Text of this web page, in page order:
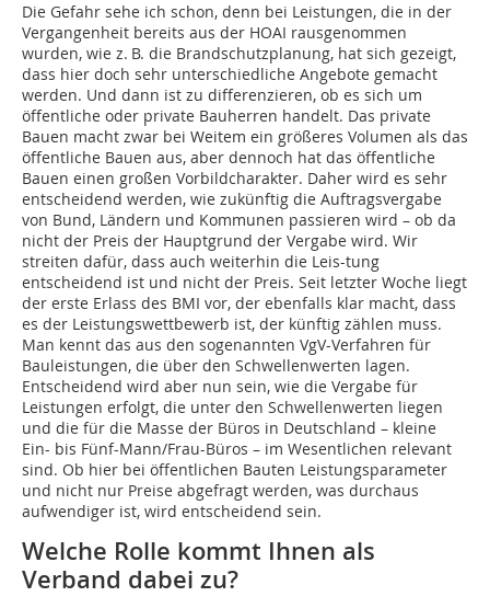
Die Gefahr sehe ich schon, denn bei Leistungen, die in der
Vergangenheit bereits aus der HOAI rausgenommen
wurden, wie z. B. die Brandschutzplanung, hat sich gezeigt,
dass hier doch sehr unterschiedliche Angebote gemacht
werden. Und dann ist zu differenzieren, ob es sich um
öffentliche oder private Bauherren handelt. Das private
Bauen macht zwar bei Weitem ein größeres Volumen als das
öffentliche Bauen aus, aber dennoch hat das öffentliche
Bauen einen großen Vorbildcharakter. Daher wird es sehr
entscheidend werden, wie zukünftig die Auftragsvergabe
von Bund, Ländern und Kommunen passieren wird – ob da
nicht der Preis der Hauptgrund der Vergabe wird. Wir
streiten dafür, dass auch weiterhin die Leis-tung
entscheidend ist und nicht der Preis. Seit letzter Woche liegt
der erste Erlass des BMI vor, der ebenfalls klar macht, dass
es der Leistungswettbewerb ist, der künftig zählen muss.
Man kennt das aus den sogenannten VgV-Verfahren für
Bauleistungen, die über den Schwellenwerten lagen.
Entscheidend wird aber nun sein, wie die Vergabe für
Leistungen erfolgt, die unter den Schwellenwerten liegen
und die für die Masse der Büros in Deutschland – kleine
Ein- bis Fünf-Mann/Frau-Büros – im Wesentlichen relevant
sind. Ob hier bei öffentlichen Bauten Leistungsparameter
und nicht nur Preise abgefragt werden, was durchaus
aufwendiger ist, wird entscheidend sein.
Welche Rolle kommt Ihnen als
Verband dabei zu?